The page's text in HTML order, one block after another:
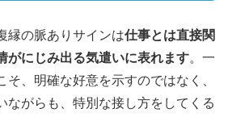
縁の脈ありサインは仕事とは直接関
がにじみ出る気遣いに表れます。一
そ、明確な好意を示すのではなく、
ながらも、特別な接し方をしてくる